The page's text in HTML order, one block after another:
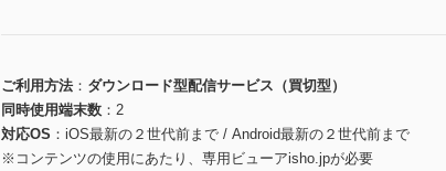
ご利用方法
ダウンロード型配信サービス（買切型）
同時使用端末数
2
対応OS
iOS最新の２世代前まで / Android最新の２世代前まで
※コンテンツの使用にあたり、専用ビューアisho.jpが必要